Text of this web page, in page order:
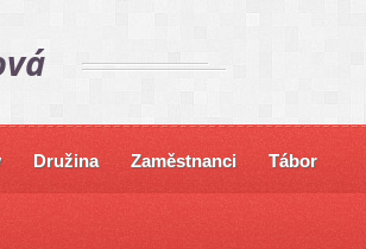
Družina Zaměstnanci Tábor